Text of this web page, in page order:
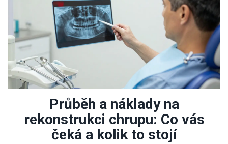
Průběh a náklady na
rekonstrukci chrupu: Co vás
čeká a kolik to stojí